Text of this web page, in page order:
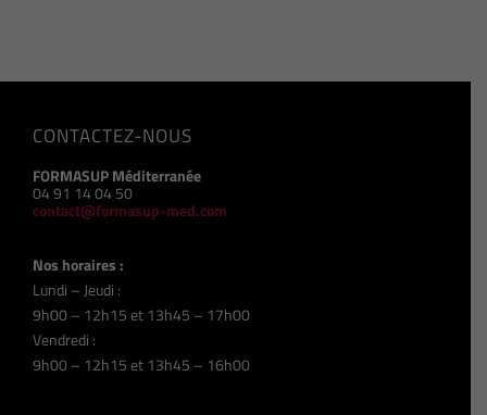
CONTACTEZ-NOUS
FORMASUP Méditerranée
04 91 14 04 50
contact@formasup-med.com
Nos horaires :
Lundi – Jeudi :
9h00 – 12h15 et 13h45 – 17h00
Vendredi :
9h00 – 12h15 et 13h45 – 16h00